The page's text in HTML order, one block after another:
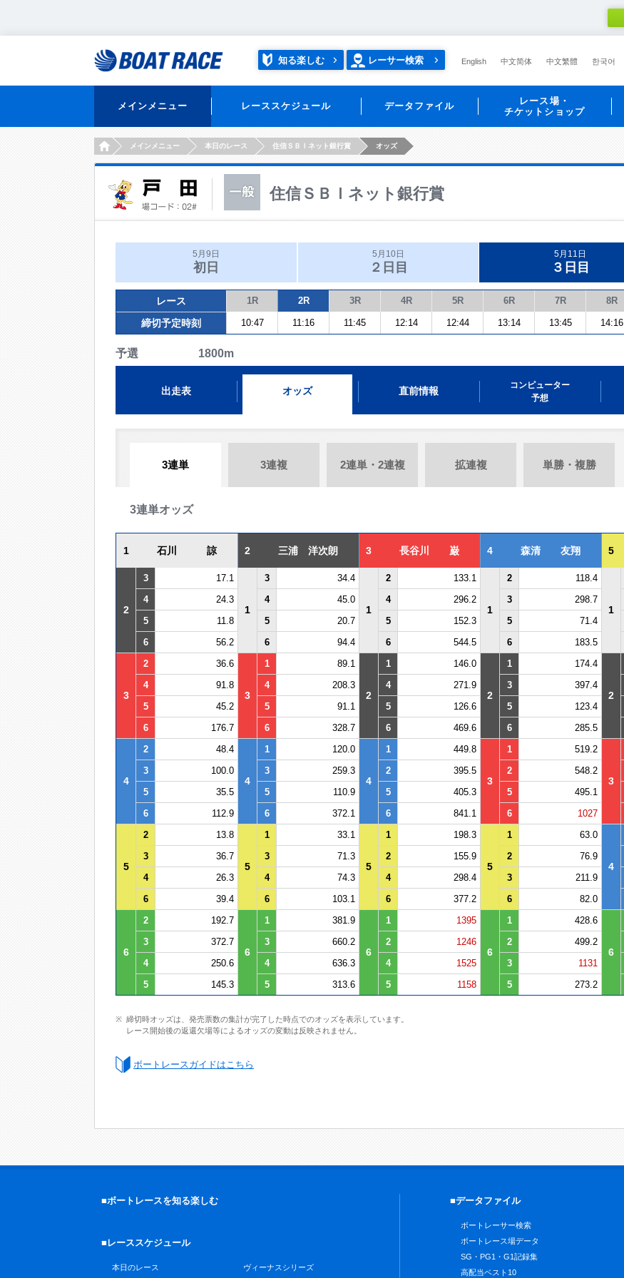
知る楽しむ レーサー検索 English 中文简体 中文繁體 한국어
メインメニュー レーススケジュール データファイル
レース場・
チケットショップ
HOMEメインメニュー 本日のレース 住信ＳＢＩネット銀行賞 オッズ
住信ＳＢＩネット銀行賞
5月9日
初日
5月10日
２日目
5月11日
３日目
レース 1R 2R 3R 4R 5R 6R 7R 8R
締切予定時刻 10:47 11:16 11:45 12:14 12:44 13:14 13:45 14:16
予選 1800m
出走表 オッズ 直前情報
コンピューター
予想
3連単 3連複 2連単・2連複 拡連複 単勝・複勝
3連単オッズ
1 石川 諒 2 三浦 洋次朗 3 長谷川 巌 4 森清 友翔 5
2
3 17.1
1
3 34.4
1
2 133.1
1
2 118.4
1
4
24.3 4 45.0 4 296.2 3 298.7
5
11.8 5 20.7 5 152.3 5 71.4
6
56.2 6 94.4 6 544.5 6 183.5
3
2 36.6
3
1 89.1
2
1 146.0
2
1 174.4
2
4
91.8 4 208.3 4 271.9 3 397.4
5
45.2 5 91.1 5 126.6 5 123.4
6
176.7 6 328.7 6 469.6 6 285.5
4
2 48.4
4
1 120.0
4
1 449.8
3
1 519.2
3
3
100.0 3 259.3 2 395.5 2 548.2
5
35.5 5 110.9 5 405.3 5 495.1
6
112.9 6 372.1 6 841.1 6 1027
5
2 13.8
5
1 33.1
5
1 198.3
5
1 63.0
4
3
36.7 3 71.3 2 155.9 2 76.9
4
26.3 4 74.3 4 298.4 3 211.9
6
39.4 6 103.1 6 377.2 6 82.0
6
2 192.7
6
1 381.9
6
1 1395
6
1 428.6
6
3
372.7 3 660.2 2 1246 2 499.2
4
250.6 4 636.3 4 1525 3 1131
5
145.3 5 313.6 5 1158 5 273.2
締切時オッズは、発売票数の集計が完了した時点でのオッズを表示しています。
レース開始後の返還欠場等によるオッズの変動は反映されません。
ボートレースガイドはこちら
■ボートレースを知る楽しむ
■レーススケジュール
本日のレース ヴィーナスシリーズ
■データファイル
ボートレーサー検索
ボートレース場データ
SG・PG1・G1記録集
高配当ベスト10